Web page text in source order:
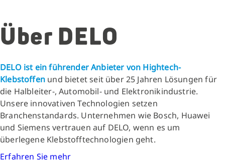
Über DELO
DELO ist ein führender Anbieter von Hightech-
Klebstoffenund bietet seit über 25 Jahren Lösungen für
die Halbleiter-, Automobil- und Elektronikindustrie.
Unsere innovativen Technologien setzen
Branchenstandards. Unternehmen wie Bosch, Huawei
und Siemens vertrauen auf DELO, wenn es um
überlegene Klebstofftechnologien geht.
Erfahren Sie mehr